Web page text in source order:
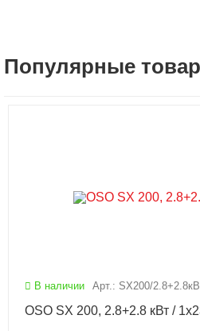
Популярные
В наличии Арт.: SX200/
OSO SX 200, 2.8+2.8 кВт /